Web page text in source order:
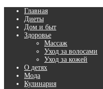
Главная
Диеты
Дом и быт
Здоровье
Массаж
Уход за волосами
Уход за кожей
О детях
Мода
Кулинария